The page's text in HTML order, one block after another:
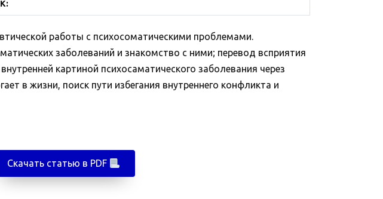
работы с психосоматическими проблемами.
заболеваний и знакомство с ними; перевод всприятия
картиной психосаматического заболевания через
в жизни, поиск пути избегания внутреннего конфликта и
Скачать статью в PDF